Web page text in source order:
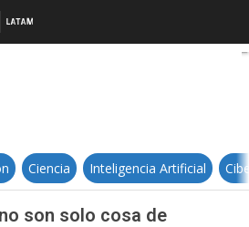
Los videojuegos no son solo
Ciencia Inteligencia Artificial
son solo cosa de